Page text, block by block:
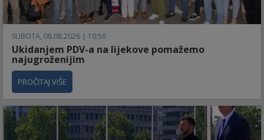
SUBOTA, 08.08.2026 | 10:56
Ukidanjem PDV-a na lijekove pomažemo
najugroženijim
PROČITAJ VIŠE